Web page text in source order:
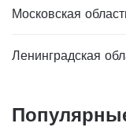
Московская
Ленинградская